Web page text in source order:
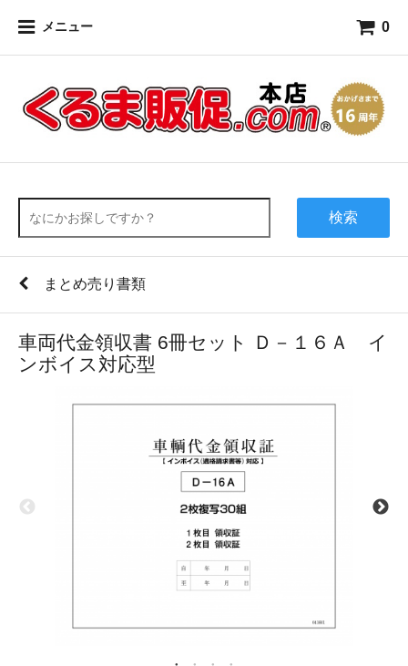
メニュー 0
検索
まとめ売り書類
車両代金領収書 6冊セット Ｄ－１６Ａ イ
ンボイス対応型